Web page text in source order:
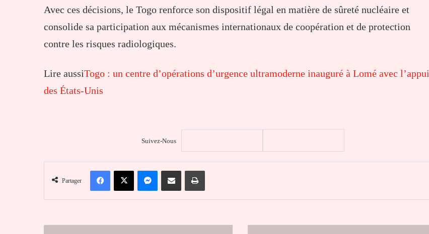
Avec ces décisions, le Togo renforce son dispositif légal en matière de sûreté nucléaire et
consolide sa participation aux mécanismes internationaux de coopération et de protection
contre les risques radiologiques.
Lire aussiTogo : un centre d’opérations d’urgence ultramoderne inauguré à Lomé avec l’appui
des États-Unis
Suivez-Nous
Partager
FacebookX MessengerPartager par email Imprimer